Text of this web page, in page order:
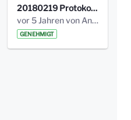
20180219 Protokoll der Projektgruppe Olgaele2012.pdf
vor 5 Jahren von Anni Schlumberger
GENEHMIGT